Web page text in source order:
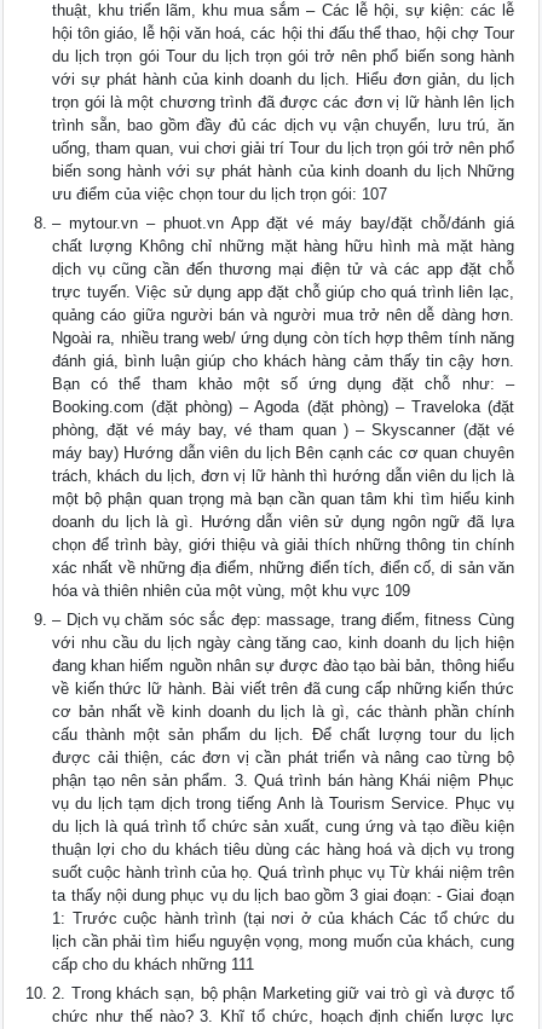
thuật, khu triển lãm, khu mua sắm – Các lễ hội, sự kiện: các lễ
hội tôn giáo, lễ hội văn hoá, các hội thi đấu thể thao, hội chợ Tour
du lịch trọn gói Tour du lịch trọn gói trở nên phổ biến song hành
với sự phát hành của kinh doanh du lịch. Hiểu đơn giản, du lịch
trọn gói là một chương trình đã được các đơn vị lữ hành lên lịch
trình sẵn, bao gồm đầy đủ các dịch vụ vận chuyển, lưu trú, ăn
uống, tham quan, vui chơi giải trí Tour du lịch trọn gói trở nên phổ
biến song hành với sự phát hành của kinh doanh du lịch Những
ưu điểm của việc chọn tour du lịch trọn gói: 107
– mytour.vn – phuot.vn App đặt vé máy bay/đặt chỗ/đánh giá
chất lượng Không chỉ những mặt hàng hữu hình mà mặt hàng
dịch vụ cũng cần đến thương mại điện tử và các app đặt chỗ
trực tuyến. Việc sử dụng app đặt chỗ giúp cho quá trình liên lạc,
quảng cáo giữa người bán và người mua trở nên dễ dàng hơn.
Ngoài ra, nhiều trang web/ ứng dụng còn tích hợp thêm tính năng
đánh giá, bình luận giúp cho khách hàng cảm thấy tin cậy hơn.
Bạn có thể tham khảo một số ứng dụng đặt chỗ như: –
Booking.com (đặt phòng) – Agoda (đặt phòng) – Traveloka (đặt
phòng, đặt vé máy bay, vé tham quan ) – Skyscanner (đặt vé
máy bay) Hướng dẫn viên du lịch Bên cạnh các cơ quan chuyên
trách, khách du lịch, đơn vị lữ hành thì hướng dẫn viên du lịch là
một bộ phận quan trọng mà bạn cần quan tâm khi tìm hiểu kinh
doanh du lịch là gì. Hướng dẫn viên sử dụng ngôn ngữ đã lựa
chọn để trình bày, giới thiệu và giải thích những thông tin chính
xác nhất về những địa điểm, những điển tích, điển cố, di sản văn
hóa và thiên nhiên của một vùng, một khu vực 109
– Dịch vụ chăm sóc sắc đẹp: massage, trang điểm, fitness Cùng
với nhu cầu du lịch ngày càng tăng cao, kinh doanh du lịch hiện
đang khan hiếm nguồn nhân sự được đào tạo bài bản, thông hiểu
về kiến thức lữ hành. Bài viết trên đã cung cấp những kiến thức
cơ bản nhất về kinh doanh du lịch là gì, các thành phần chính
cấu thành một sản phẩm du lịch. Để chất lượng tour du lịch
được cải thiện, các đơn vị cần phát triển và nâng cao từng bộ
phận tạo nên sản phẩm. 3. Quá trình bán hàng Khái niệm Phục
vụ du lịch tạm dịch trong tiếng Anh là Tourism Service. Phục vụ
du lịch là quá trình tổ chức sản xuất, cung ứng và tạo điều kiện
thuận lợi cho du khách tiêu dùng các hàng hoá và dịch vụ trong
suốt cuộc hành trình của họ. Quá trình phục vụ Từ khái niệm trên
ta thấy nội dung phục vụ du lịch bao gồm 3 giai đoạn: - Giai đoạn
1: Trước cuộc hành trình (tại nơi ở của khách Các tổ chức du
lịch cần phải tìm hiểu nguyện vọng, mong muốn của khách, cung
cấp cho du khách những 111
2. Trong khách sạn, bộ phận Marketing giữ vai trò gì và được tổ
chức như thế nào? 3. Khĩ tổ chức, hoạch định chiến lược lực